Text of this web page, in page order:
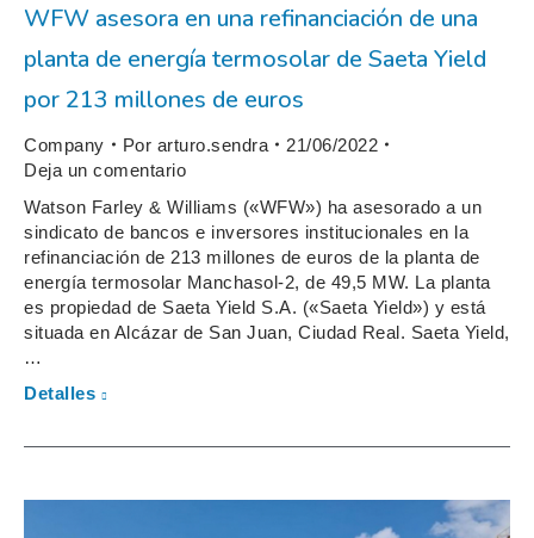
WFW asesora en una refinanciación de una
planta de energía termosolar de Saeta Yield
por 213 millones de euros
Company Por arturo.sendra
21/06/2022
Deja un comentario
Watson Farley & Williams («WFW») ha asesorado a un
sindicato de bancos e inversores institucionales en la
refinanciación de 213 millones de euros de la planta de
energía termosolar Manchasol-2, de 49,5 MW. La planta
es propiedad de Saeta Yield S.A. («Saeta Yield») y está
situada en Alcázar de San Juan, Ciudad Real. Saeta Yield,
…
Detalles